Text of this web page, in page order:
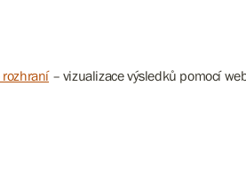
– vizualizace výsledků pomocí